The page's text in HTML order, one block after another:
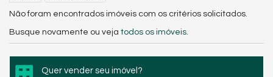
Não foram encontrados imóveis com os critérios solicitados.
Busque novamente ou veja todos os imóveis.
Quer vender seu imóvel?